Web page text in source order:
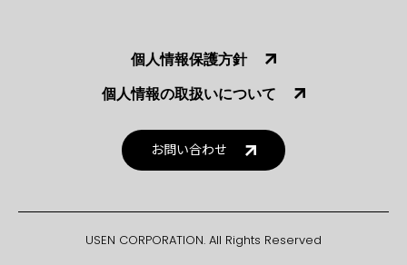
個人情報保護方針
個人情報の取扱いについて
お問い合わせ
USEN CORPORATION. All Rights Reserved